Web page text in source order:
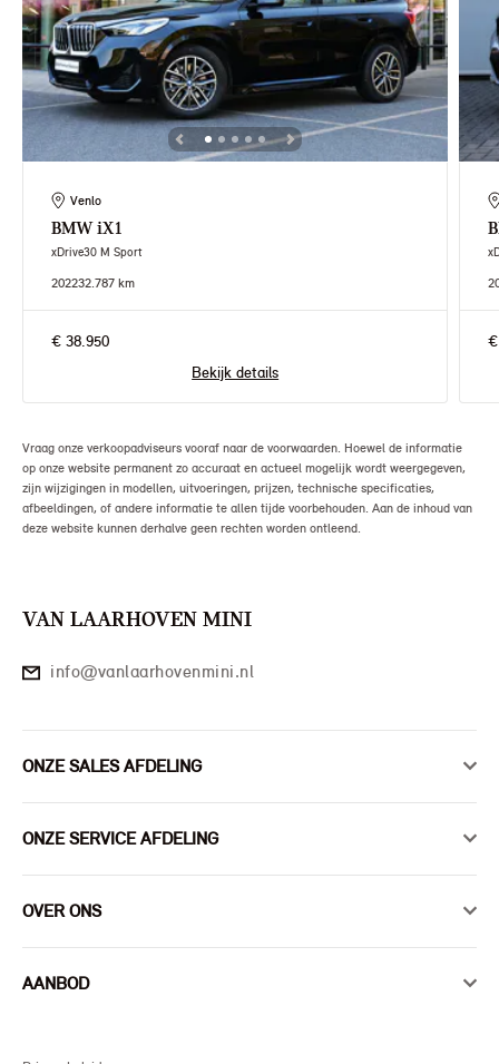
Venlo
BMW iX1
xDrive30 M Sport
202232.787 km
€ 38.950
Bekijk details
Vraag onze verkoopadviseurs vooraf naar de voorwaarden. Hoewel de informatie
op onze website permanent zo accuraat en actueel mogelijk wordt weergegeven,
zijn wijzigingen in modellen, uitvoeringen, prijzen, technische specificaties,
afbeeldingen, of andere informatie te allen tijde voorbehouden. Aan de inhoud van
deze website kunnen derhalve geen rechten worden ontleend.
VAN LAARHOVEN MINI
info@vanlaarhovenmini.nl
ONZE SALES AFDELING
ONZE SERVICE AFDELING
OVER ONS
AANBOD